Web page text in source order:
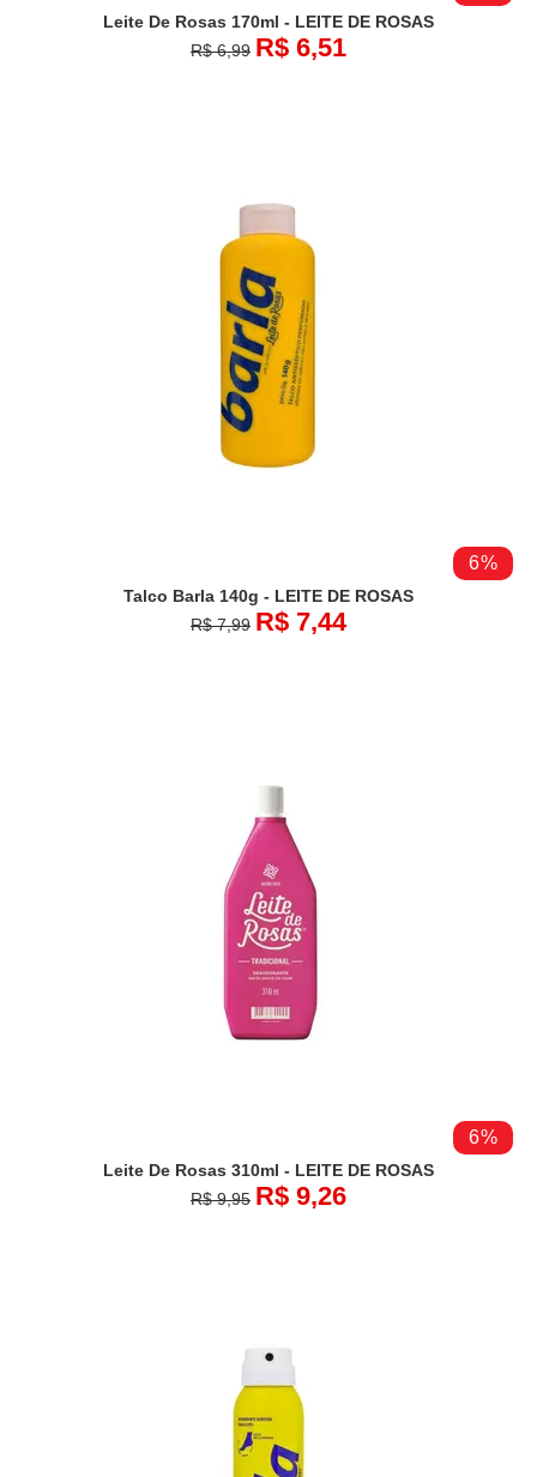
Leite De Rosas 170ml - LEITE DE ROSAS
R$ 6,99 R$ 6,51
6%
Talco Barla 140g - LEITE DE ROSAS
R$ 7,99 R$ 7,44
6%
Leite De Rosas 310ml - LEITE DE ROSAS
R$ 9,95 R$ 9,26